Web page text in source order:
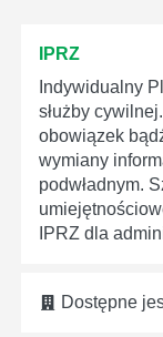
IPRZ
Indywidualny
służby
obowiązek
wymiany
podwładnym.
IPRZ dla
Dostępne